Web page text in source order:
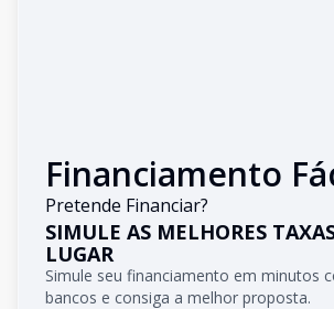
Financiamento
Pretende Financiar?
SIMULE AS MELHORES
LUGAR
Simule seu financiamento em minutos
bancos e consiga a melhor proposta.